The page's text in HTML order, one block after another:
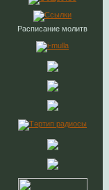
Расписание молитв